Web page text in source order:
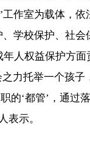
室为载体，依
学校保护、社
人权益保护方面
力托举一个孩子
的‘都管’，通
表示。